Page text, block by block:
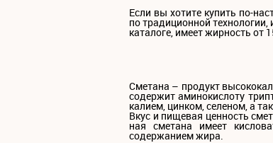
Если вы хотите купить по-
по традиционной
каталоге, имеет жирность от
Сметана – продукт
содержит аминокислоту
калием, цинком, селеном, а
Вкус и пищевая ценность
ная сметана имеет
содержанием жира.